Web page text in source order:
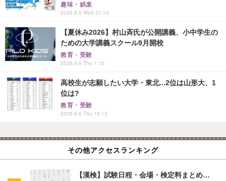
趣味・娯楽
2026.8.5 Wed 21:15
【夏休み2026】村山斉氏が公開講義、小中学生の
ための大学講義スクール9月開校
教育・受験
2026.8.6 Thu 1:15
高校生が志願したい大学・東北...2位は山形大、1
位は?
教育・受験
2026.8.6 Thu 16:15
その他アクセスランキング
【漢検】試験日程・会場・検定料まとめ…